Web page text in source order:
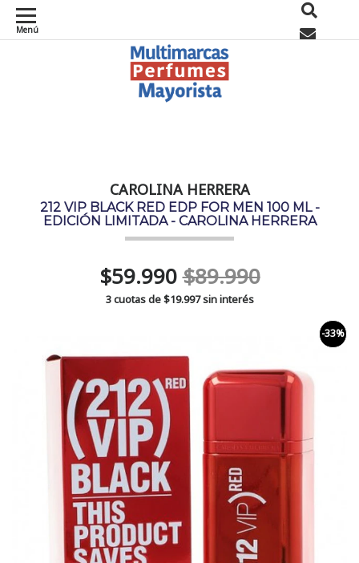
Menú
CAROLINA HERRERA
212 VIP BLACK RED EDP FOR MEN 100 ML -
EDICIÓN LIMITADA - CAROLINA HERRERA
$59.990$89.990
3 cuotas de$19.997sin interés
-33%